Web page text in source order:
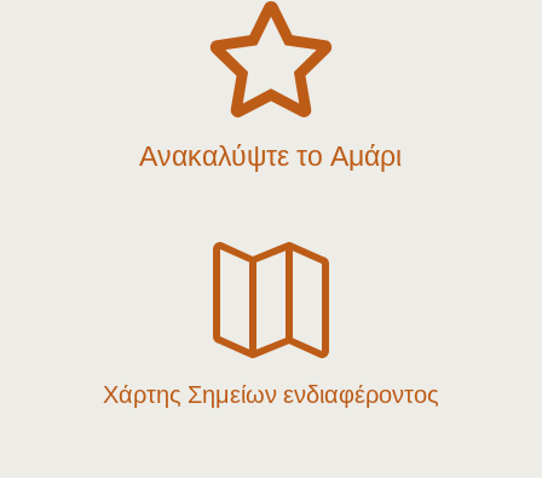

Ανακαλύψτε το Αμάρι

Χάρτης Σημείων ενδιαφέροντος